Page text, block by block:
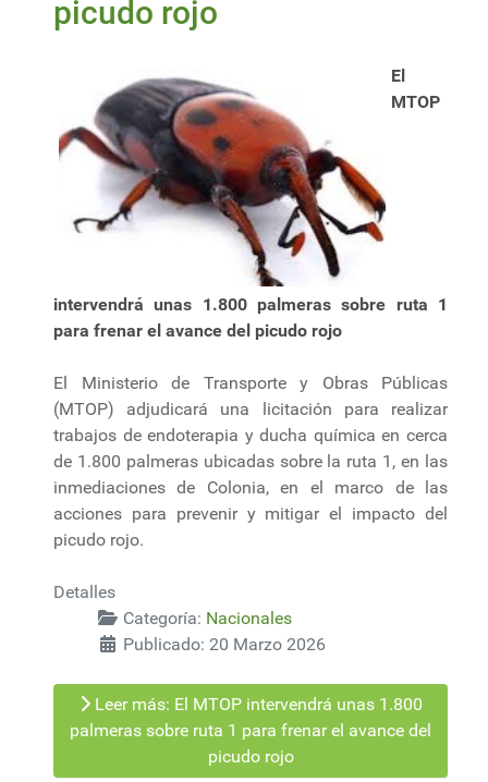
picudo rojo
El
MTOP
intervendrá unas 1.800 palmeras sobre ruta 1
para frenar el avance del picudo rojo
El Ministerio de Transporte y Obras Públicas
(MTOP) adjudicará una licitación para realizar
trabajos de endoterapia y ducha química en cerca
de 1.800 palmeras ubicadas sobre la ruta 1, en las
inmediaciones de Colonia, en el marco de las
acciones para prevenir y mitigar el impacto del
picudo rojo.
Detalles
Categoría: Nacionales
Publicado: 20 Marzo 2026
Leer más: El MTOP intervendrá unas 1.800
palmeras sobre ruta 1 para frenar el avance del
picudo rojo